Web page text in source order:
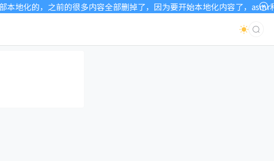
地化的，之前的很多内容全部删掉了，因为要开始本地化内容了，